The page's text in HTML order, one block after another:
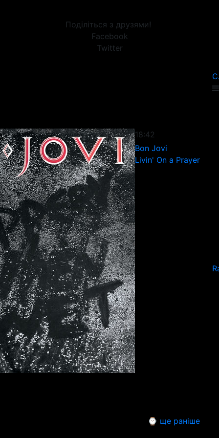
Поділіться з друзями!
Facebook
Twitter
18:42
Bon Jovi
Livin' On a Prayer
⌚ ще раніше